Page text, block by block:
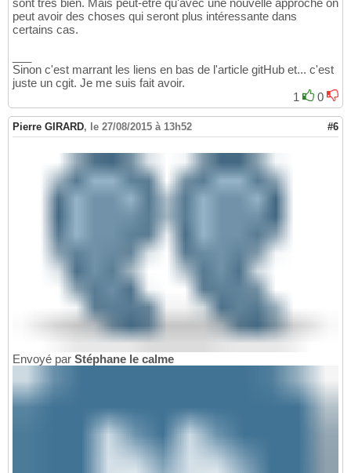
sont très bien. Mais peut-être qu'avec une nouvelle approche on
peut avoir des choses qui seront plus intéressante dans
certains cas.
Sinon c'est marrant les liens en bas de l'article gitHub et... c'est
juste un cgit. Je me suis fait avoir.
1
0
Pierre GIRARD, le 27/08/2015 à 13h52 #6
Envoyé par Stéphane le calme